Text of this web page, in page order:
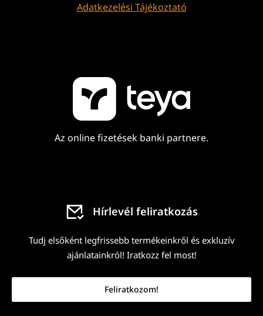
Adatkezelési Tájékoztató
Az online fizetések banki partnere.
Hírlevél feliratkozás
Tudj elsőként legfrissebb termékeinkről és exkluzív
ajánlatainkról! Iratkozz fel most!
Feliratkozom!